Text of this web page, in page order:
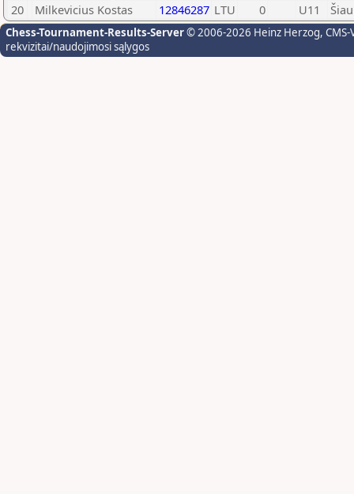
20
Milkevicius Kostas 12846287 LTU 0 U11
Chess-Tournament-Results-Server© 2006-2026 Heinz Herzog,
rekvizitai/naudojimosi sąlygos